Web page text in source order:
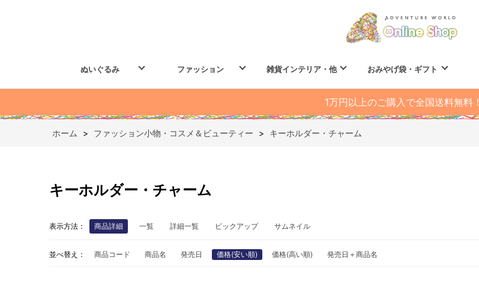
ぬいぐるみ ファッション 雑貨インテリア・他 おみやげ袋・ギフト
1万円以上のご購入で全国送料無料！
ホーム > ファッション小物・コスメ＆ビューティー > キーホルダー・チャーム
キーホルダー・チャーム
表示方法： 商品詳細 一覧 詳細一覧 ピックアップ サムネイル
並べ替え： 商品コード 商品名 発売日 価格(安い順) 価格(高い順) 発売日＋商品名